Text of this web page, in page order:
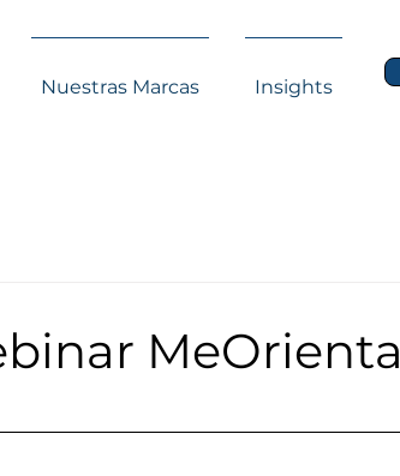
Nuestras Marcas Insights
MeOrienta